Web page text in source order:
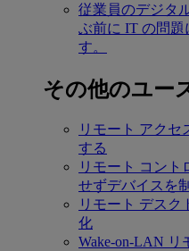
従業員のデジタ
ぶ前に IT の問題
す。
その他のユー
リモート アクセ
する
リモート コント
せずデバイスを
リモート デスク
化
Wake-on-LAN リ